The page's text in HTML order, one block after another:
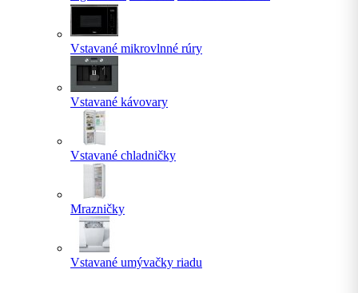
Vstavané mikrovlnné rúry
Vstavané kávovary
Vstavané chladničky
Mrazničky
Vstavané umývačky riadu